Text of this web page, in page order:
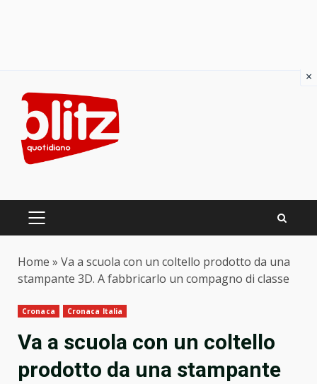
content
PRIMARY
Home » Va a scuola con un coltello prodotto da una
stampante 3D. A fabbricarlo un compagno di classe
Cronaca Cronaca Italia
Va a scuola con un coltello
prodotto da una stampante
×